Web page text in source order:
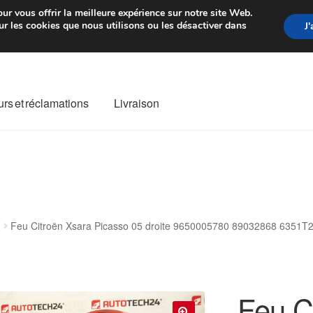
de 7 EUR Du lundi au
et réclamations Livraison
Feu Citroën Xsara Picasso 05 droite 9650005780 89032868 6351T2
vous offrir la meilleure expérience sur notre site Web.
les cookies que nous utilisons ou les désactiver dans